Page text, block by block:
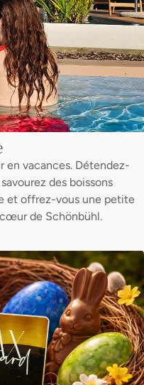
en vacances. Détendez-
des boissons
et offrez-vous une petite
de Schönbühl.